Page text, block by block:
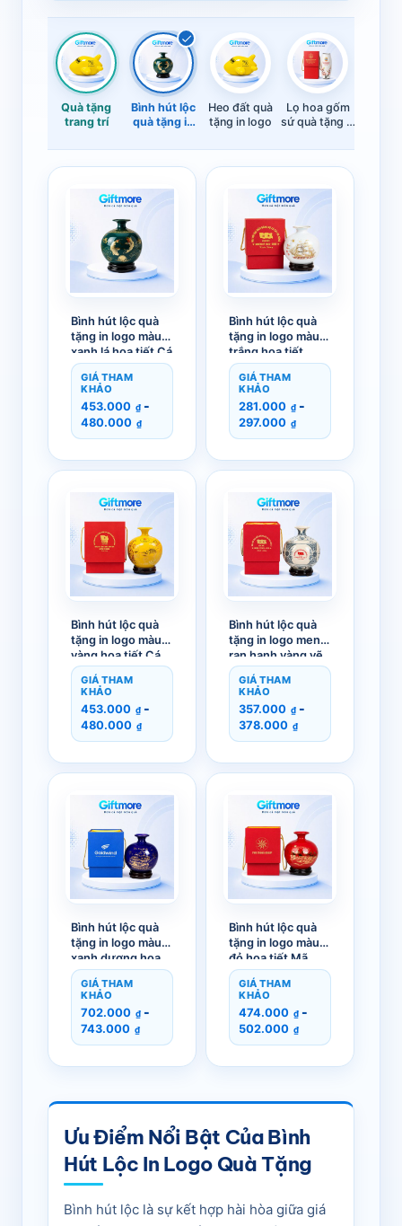
Quà tặng
trang trí
Bình hút lộc
quà tặng in
Heo đất quà
tặng in logo
Lọ hoa gốm
sứ quà tặng in
Bình hút lộc quà
tặng in logo màu
xanh lá hoạ tiết Cá
Chép Trông Trăng
vàng kim GM-
GIÁ THAM
KHẢO
453.000 ₫ -
480.000 ₫
Bình hút lộc quà
tặng in logo màu
trắng hoạ tiết
Thuận Buồm Xuôi
Gió vàng kim GM-
GIÁ THAM
KHẢO
281.000 ₫ -
297.000 ₫
Bình hút lộc quà
tặng in logo màu
vàng hoạ tiết Cá
Chép Hoa Sen
vàng kim GM-
GIÁ THAM
KHẢO
453.000 ₫ -
480.000 ₫
Bình hút lộc quà
tặng in logo men
rạn hanh vàng vẽ
tứ cảnh GM-
BHL03
GIÁ THAM
KHẢO
357.000 ₫ -
378.000 ₫
Bình hút lộc quà
tặng in logo màu
xanh dương hoạ
tiết Thuận Buồm
Xuôi Gió vàng kim
GIÁ THAM
KHẢO
702.000 ₫ -
743.000 ₫
Bình hút lộc quà
tặng in logo màu
đỏ hoạ tiết Mã
Đáo Thành Công
vàng kim GM-
GIÁ THAM
KHẢO
474.000 ₫ -
502.000 ₫
Ưu Điểm Nổi Bật Của Bình
Hút Lộc In Logo Quà Tặng
Bình hút lộc là sự kết hợp hài hòa giữa giá